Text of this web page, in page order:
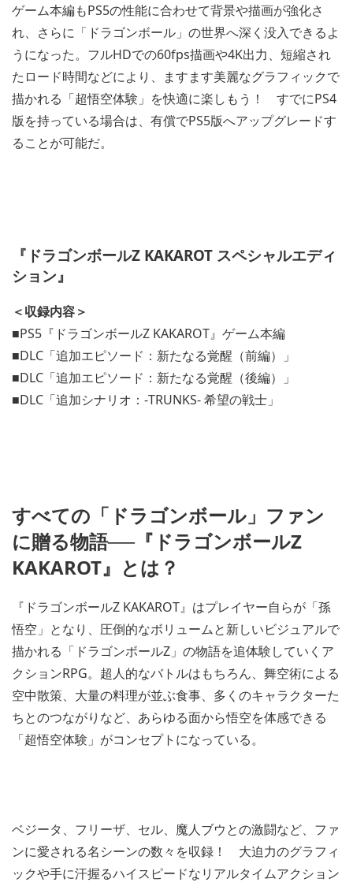
ゲーム本編もPS5の性能に合わせて背景や描画が強化さ
れ、さらに「ドラゴンボール」の世界へ深く没入できるよ
うになった。フルHDでの60fps描画や4K出力、短縮され
たロード時間などにより、ますます美麗なグラフィックで
描かれる「超悟空体験」を快適に楽しもう！ すでにPS4
版を持っている場合は、有償でPS5版へアップグレードす
ることが可能だ。
『ドラゴンボールZ KAKAROT スペシャルエディ
ション』
＜収録内容＞
■PS5『ドラゴンボールZ KAKAROT』ゲーム本編
■DLC「追加エピソード：新たなる覚醒（前編）」
■DLC「追加エピソード：新たなる覚醒（後編）」
■DLC「追加シナリオ：-TRUNKS- 希望の戦士」
すべての「ドラゴンボール」ファン
に贈る物語──『ドラゴンボールZ
KAKAROT』とは？
『ドラゴンボールZ KAKAROT』はプレイヤー自らが「孫
悟空」となり、圧倒的なボリュームと新しいビジュアルで
描かれる「ドラゴンボールZ」の物語を追体験していくア
クションRPG。超人的なバトルはもちろん、舞空術による
空中散策、大量の料理が並ぶ食事、多くのキャラクターた
ちとのつながりなど、あらゆる面から悟空を体感できる
「超悟空体験」がコンセプトになっている。
ベジータ、フリーザ、セル、魔人ブウとの激闘など、ファ
ンに愛される名シーンの数々を収録！ 大迫力のグラフィ
ックや手に汗握るハイスピードなリアルタイムアクション